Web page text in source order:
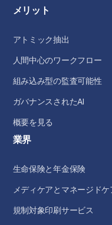
メリット
アトミック抽出
人間中心のワークフロー
組み込み型の監査可能性
ガバナンスされたAI
概要を見る
業界
生命保険と年金保険
メディケアとマネージドケ
規制対象印刷サービス